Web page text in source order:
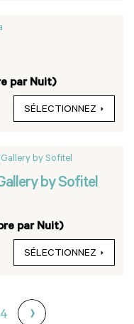
par Nuit)
SÉLECTIONNEZ
by Sofitel
par Nuit)
SÉLECTIONNEZ
4